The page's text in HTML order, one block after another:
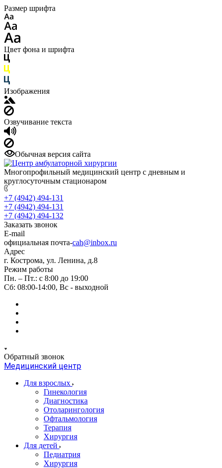
Размер шрифта
Цвет фона и шрифта
Изображения
Озвучивание текста
Обычная версия сайта
Многопрофильный медицинский центр с дневным и
круглосуточным стационаром
+7 (4942) 494-131
+7 (4942) 494-131
+7 (4942) 494-132
Заказать звонок
E-mail
официальная почта-cah@inbox.ru
Адрес
г. Кострома, ул. Ленина, д.8
Режим работы
Пн. – Пт.: с 8:00 до 19:00
Сб: 08:00-14:00, Вс - выходной
Обратный звонок
Медицинский центр
Для взрослых
Гинекология
Диагностика
Отоларингология
Офтальмология
Терапия
Хирургия
Для детей
Педиатрия
Хирургия